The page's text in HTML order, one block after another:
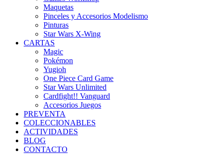
Maquetas
Pinceles y Accesorios Modelismo
Pinturas
Star Wars X-Wing
CARTAS
Magic
Pokémon
Yugioh
One Piece Card Game
Star Wars Unlimited
Cardfight!! Vanguard
Accesorios Juegos
PREVENTA
COLECCIONABLES
ACTIVIDADES
BLOG
CONTACTO